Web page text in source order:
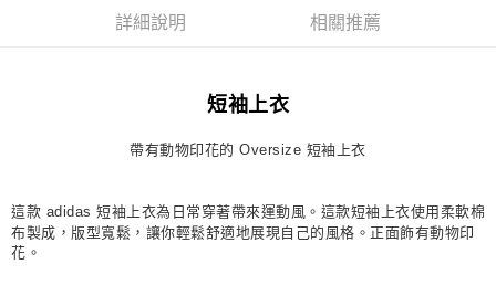
每筆NT$80，滿NT$1,500(含以上)免運費
每筆NT$80，滿NT$1,500(含以上)免運費
付款後門市自取
詳細說明 相關推薦
短袖上衣
帶有動物印花的 Oversize 短袖上衣
這款 adidas 短袖上衣為日常穿著帶來運動風。這款短袖上衣使用柔軟棉
布製成，版型寬鬆，讓你輕鬆舒適地展現自己的風格。正面飾有動物印
花。